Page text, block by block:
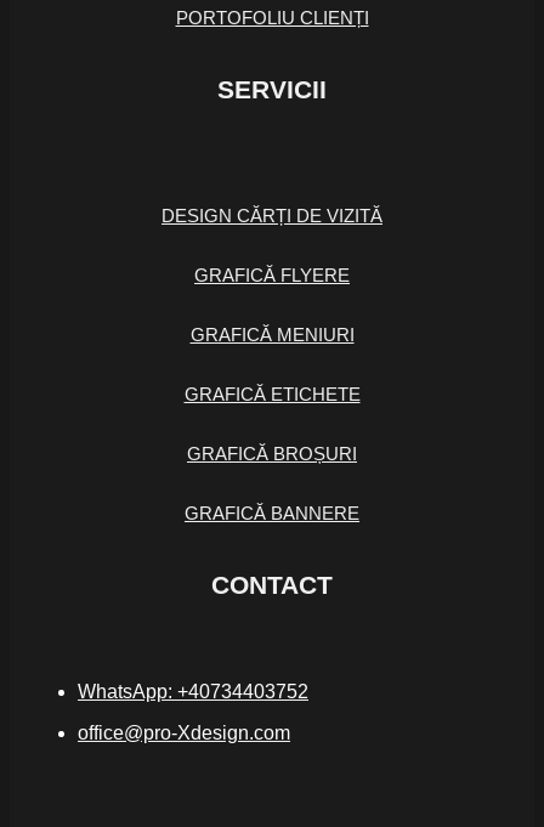
PORTOFOLIU CLIENȚI
SERVICII
DESIGN CĂRȚI DE VIZITĂ
GRAFICĂ FLYERE
GRAFICĂ MENIURI
GRAFICĂ ETICHETE
GRAFICĂ BROȘURI
GRAFICĂ BANNERE
CONTACT
WhatsApp: +40734403752
office@pro-Xdesign.com